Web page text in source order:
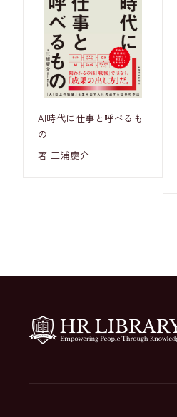
AI時代に仕事と呼べるも
の
著 三浦慶介